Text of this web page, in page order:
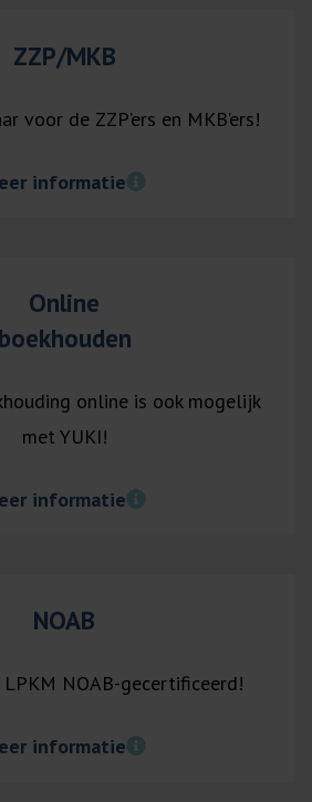
ZZP/MKB
voor de ZZP’ers en MKB’ers!
informatie
Online
boekhouden
online is ook mogelijk
met YUKI!
informatie
NOAB
NOAB-gecertificeerd!
informatie